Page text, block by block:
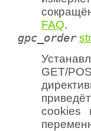
FAQ.
gpc_order
GET/
cookies